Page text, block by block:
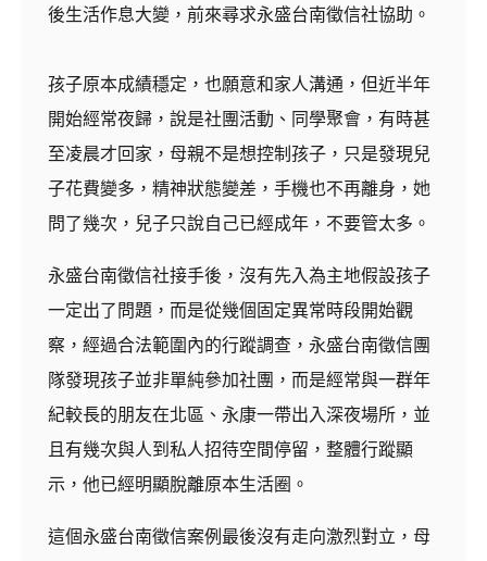
後生活作息大變，前來尋求永盛台南徵信社協助。
孩子原本成績穩定，也願意和家人溝通，但近半年
開始經常夜歸，說是社團活動、同學聚會，有時甚
至凌晨才回家，母親不是想控制孩子，只是發現兒
子花費變多，精神狀態變差，手機也不再離身，她
問了幾次，兒子只說自己已經成年，不要管太多。
永盛台南徵信社接手後，沒有先入為主地假設孩子
一定出了問題，而是從幾個固定異常時段開始觀
察，經過合法範圍內的行蹤調查，永盛台南徵信團
隊發現孩子並非單純參加社團，而是經常與一群年
紀較長的朋友在北區、永康一帶出入深夜場所，並
且有幾次與人到私人招待空間停留，整體行蹤顯
示，他已經明顯脫離原本生活圈。
這個永盛台南徵信案例最後沒有走向激烈對立，母